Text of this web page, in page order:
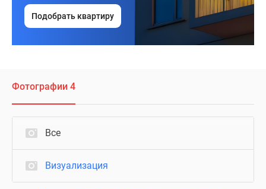
Подобрать квартиру
Фотографии 4
Все
Визуализация